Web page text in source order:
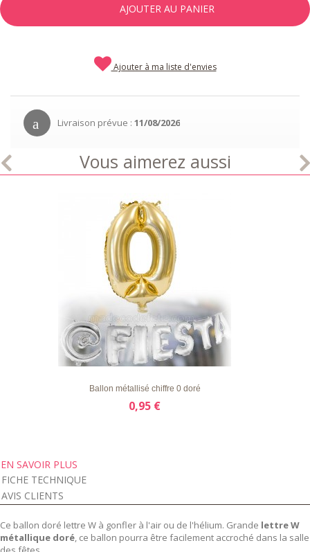
AJOUTER AU PANIER
Ajouter à ma liste d'envies
Livraison prévue : 11/08/2026
Vous aimerez aussi
APERÇU RAPIDE DÉTAILS
Ballon métallisé chiffre 0 doré
0,95 €
EN SAVOIR PLUS
FICHE TECHNIQUE
AVIS CLIENTS
Ce ballon doré lettre W à gonfler à l'air ou de l'hélium. Grande lettre W
métallique doré , ce ballon pourra être facilement accroché dans la salle